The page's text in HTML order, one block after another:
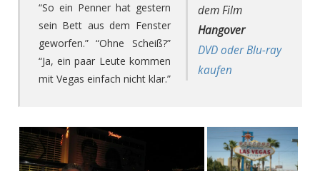
dem Film
Hangover
DVD oder Blu-ray
kaufen
“So ein Penner hat gestern
sein Bett aus dem Fenster
geworfen.” “Ohne Scheiß?”
“Ja, ein paar Leute kommen
mit Vegas einfach nicht klar.”